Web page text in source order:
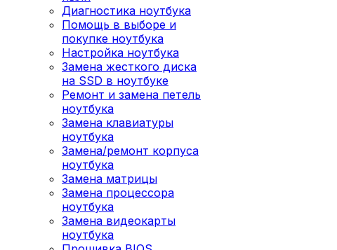
Диагностика ноутбука
Помощь в выборе и
покупке ноутбука
Настройка ноутбука
Замена жесткого диска
на SSD в ноутбуке
Ремонт и замена петель
ноутбука
Замена клавиатуры
ноутбука
Замена/ремонт корпуса
ноутбука
Замена матрицы
Замена процессора
ноутбука
Замена видеокарты
ноутбука